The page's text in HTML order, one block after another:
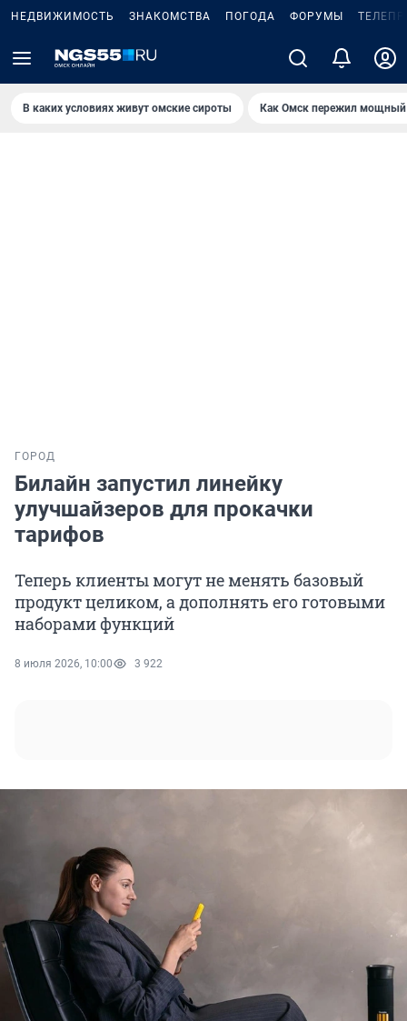
НЕДВИЖИМОСТЬ ЗНАКОМСТВА ПОГОДА ФОРУМЫ
В каких условиях живут омские сироты Как Омск пережил мощный
ГОРОД
Билайн запустил линейку
улучшайзеров для прокачки
тарифов
Теперь клиенты могут не менять базовый
продукт целиком, а дополнять его готовыми
наборами функций
8 июля 2026, 10:00 3 922